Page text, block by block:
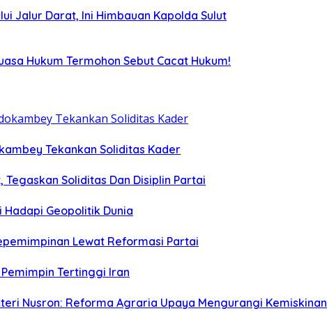
Jalur Darat, Ini Himbauan Kapolda Sulut
Hukum Termohon Sebut Cacat Hukum!
Tekankan Soliditas Kader
Tegaskan Soliditas Dan Disiplin Partai
Geopolitik Dunia
Lewat Reformasi Partai
Tertinggi Iran
Nusron: Reforma Agraria Upaya Mengurangi Kemiskinan